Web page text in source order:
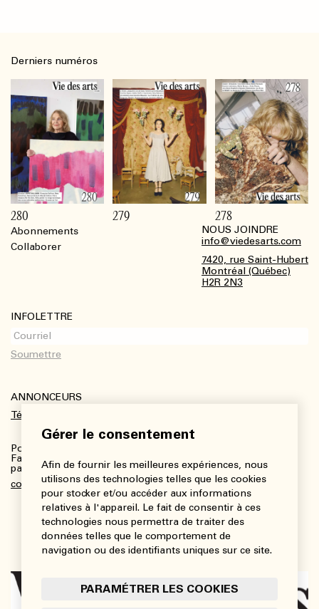
Gérer le consentement
Afin de fournir les meilleures expériences, nous
utilisons des technologies telles que les cookies
pour stocker et/ou accéder aux informations
relatives à l'appareil. Le fait de consentir à ces
technologies nous permettra de traiter des
données telles que le comportement de
navigation ou des identifiants uniques sur ce site.
PARAMÉTRER LES COOKIES
Abonnements
Collaborer
NOUS JOINDRE
info@viedesarts.com
7420, rue Saint-Hubert
Montréal (Québec)
H2R 2N3
INFOLETTRE
ANNONCEURS
Télécharger le kit média
Pour plus de renseignements :
Fanny Charbonneau, Responsable des communications,
partenariats et publicités
communications@viedesarts.com
Derniers numéros
280 279 278